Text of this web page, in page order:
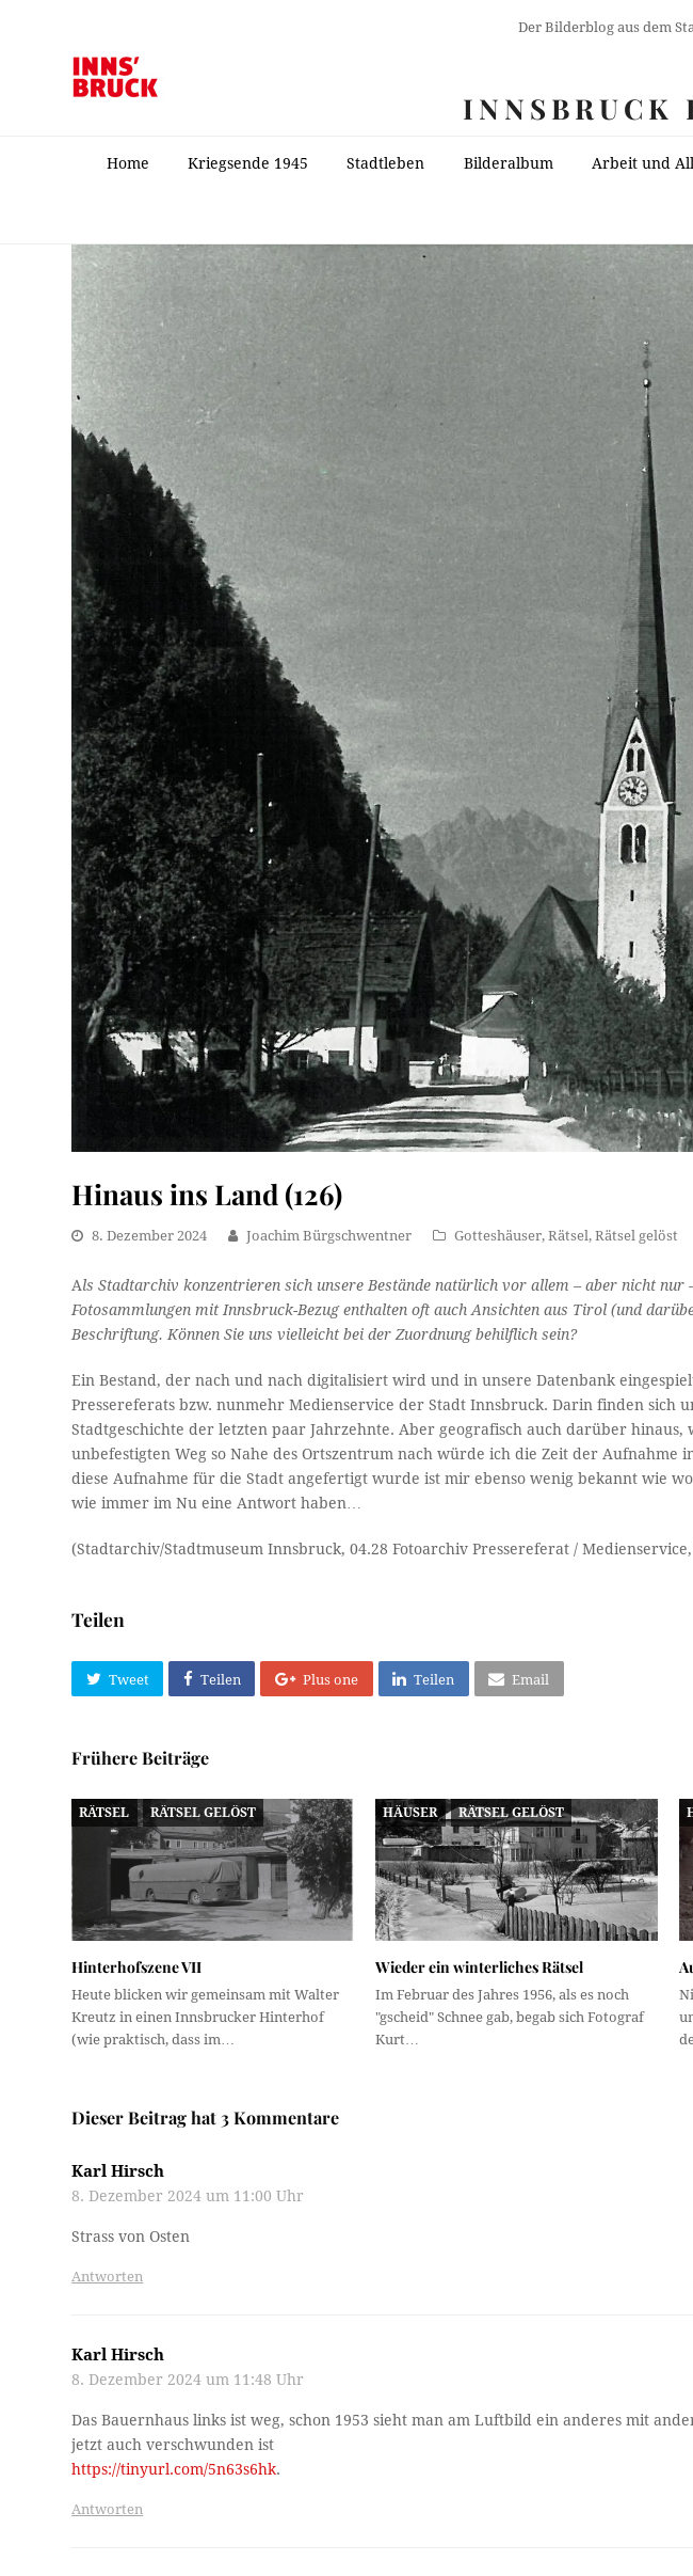
Der Bilderblog aus dem
INNSBRUCK
Home Kriegsende 1945 Stadtleben Bilderalbum Arbeit und
Hinaus ins Land (126)
8. Dezember 2024 Joachim Bürgschwentner Gotteshäuser,Rätsel,Rätsel gelöst
Als Stadtarchiv konzentrieren sich unsere Bestände natürlich vor allem – aber nicht nur
Fotosammlungen mit Innsbruck-Bezug enthalten oft auch Ansichten aus Tirol (und
Beschriftung. Können Sie uns vielleicht bei der Zuordnung behilflich sein?
Ein Bestand, der nach und nach digitalisiert wird und in unsere Datenbank
Pressereferats bzw. nunmehr Medienservice der Stadt Innsbruck. Darin finden sich
Stadtgeschichte der letzten paar Jahrzehnte. Aber geografisch auch darüber hinaus,
unbefestigten Weg so Nahe des Ortszentrum nach würde ich die Zeit der Aufnahme
diese Aufnahme für die Stadt angefertigt wurde ist mir ebenso wenig bekannt wie
wie immer im Nu eine Antwort haben…
(Stadtarchiv/Stadtmuseum Innsbruck, 04.28 Fotoarchiv Pressereferat / Medienservice,
Teilen
Tweet Teilen Plus one Teilen Email
Frühere Beiträge
RÄTSEL RÄTSEL GELÖST
Hinterhofszene VII
Heute blicken wir gemeinsam mit Walter
Kreutz in einen Innsbrucker Hinterhof
(wie praktisch, dass im…
HÄUSER RÄTSEL GELÖST
Wieder ein winterliches Rätsel
Im Februar des Jahres 1956, als es noch
"gscheid" Schnee gab, begab sich Fotograf
Kurt…
Dieser Beitrag hat 3 Kommentare
Karl Hirsch
8. Dezember 2024 um 11:00 Uhr
Strass von Osten
Antworten
Karl Hirsch
8. Dezember 2024 um 11:48 Uhr
Das Bauernhaus links ist weg, schon 1953 sieht man am Luftbild ein anderes mit
jetzt auch verschwunden ist
https://tinyurl.com/5n63s6hk.
Antworten